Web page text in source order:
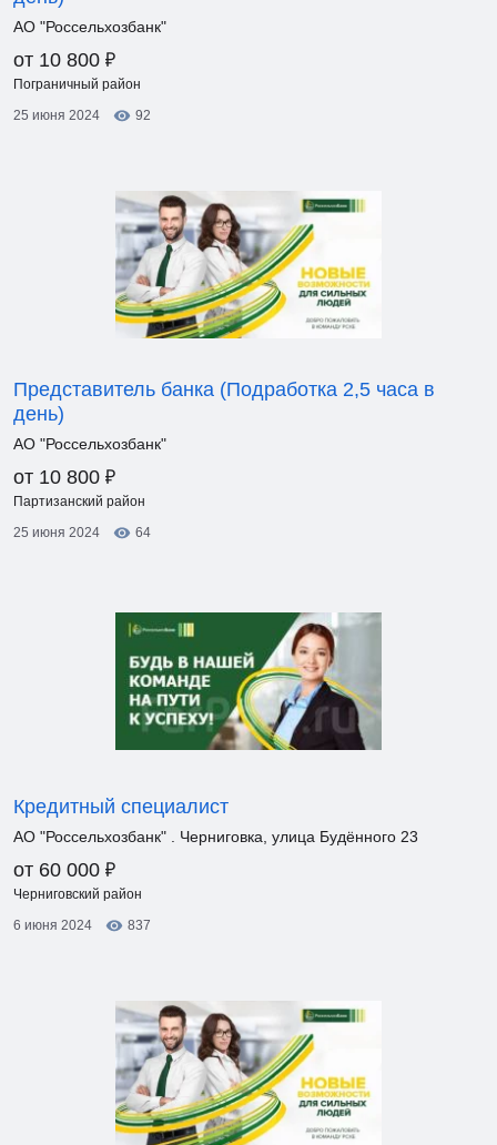
АО "Россельхозбанк"
от 10 800 ₽
Пограничный район
25 июня 2024
92
Представитель банка (Подработка 2,5 часа в
день)
АО "Россельхозбанк"
от 10 800 ₽
Партизанский район
25 июня 2024
64
Кредитный специалист
АО "Россельхозбанк" . Черниговка, улица Будённого 23
от 60 000 ₽
Черниговский район
6 июня 2024
837